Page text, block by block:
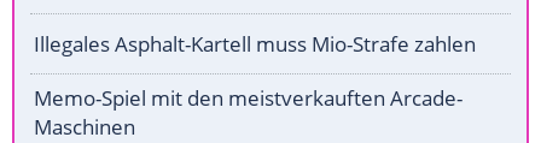
Illegales Asphalt-Kartell muss Mio-Strafe zahlen
Memo-Spiel mit den meistverkauften Arcade-
Maschinen